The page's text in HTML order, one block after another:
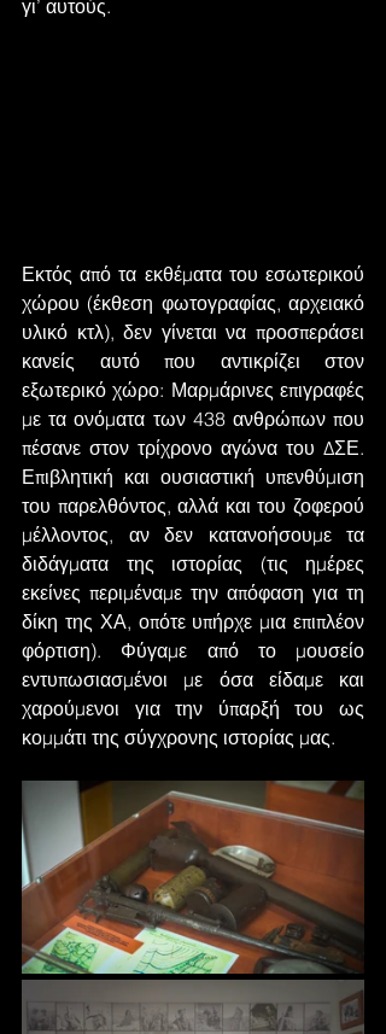
γι’ αυτούς.
Εκτός από τα εκθέματα του εσωτερικού
χώρου (έκθεση φωτογραφίας, αρχειακό
υλικό κτλ), δεν γίνεται να προσπεράσει
κανείς αυτό που αντικρίζει στον
εξωτερικό χώρο: Μαρμάρινες επιγραφές
με τα ονόματα των 438 ανθρώπων που
πέσανε στον τρίχρονο αγώνα του ΔΣΕ.
Επιβλητική και ουσιαστική υπενθύμιση
του παρελθόντος, αλλά και του ζοφερού
μέλλοντος, αν δεν κατανοήσουμε τα
διδάγματα της ιστορίας (τις ημέρες
εκείνες περιμέναμε την απόφαση για τη
δίκη της ΧΑ, οπότε υπήρχε μια επιπλέον
φόρτιση). Φύγαμε από το μουσείο
εντυπωσιασμένοι με όσα είδαμε και
χαρούμενοι για την ύπαρξή του ως
κομμάτι της σύγχρονης ιστορίας μας.